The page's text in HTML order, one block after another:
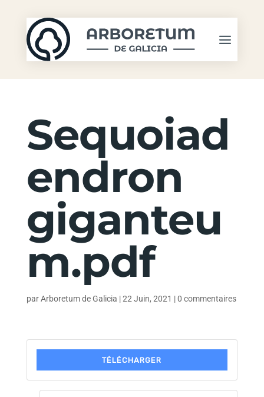
Sequoiad
endron
giganteu
m.pdf
parArboretum de Galicia |22 Juin, 2021 |0 commentaires
TÉLÉCHARGER